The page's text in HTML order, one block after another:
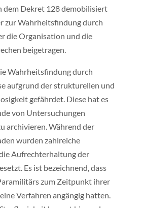
dem Dekret 128 demobilisiert
zur Wahrheitsfindung durch
die Organisation und die
beigetragen.
Wahrheitsfindung durch
aufgrund der strukturellen und
gefährdet. Diese hat es
von Untersuchungen
archivieren. Während der
wurden zahlreiche
Aufrechterhaltung der
Es ist bezeichnend, dass
zum Zeitpunkt ihrer
Verfahren angängig hatten.